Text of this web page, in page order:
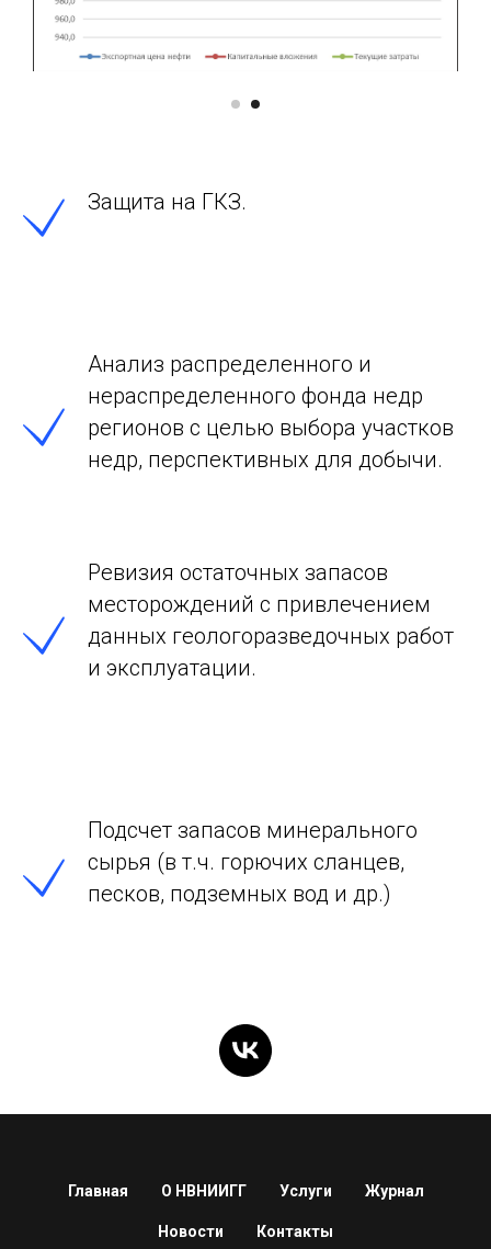
Защита на ГКЗ.
Анализ распределенного и
нераспределенного фонда недр
регионов с целью выбора участков
недр, перспективных для добычи.
Ревизия остаточных запасов
месторождений с привлечением
данных геологоразведочных работ
и эксплуатации.
Подсчет запасов минерального
сырья (в т.ч. горючих сланцев,
песков, подземных вод и др.)
Главная О НВНИИГГ Услуги Журнал
Новости Контакты